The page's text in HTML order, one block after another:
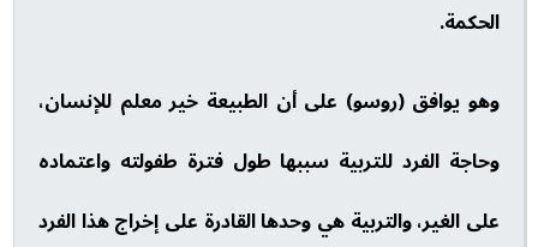
الحكمة.
وهو يوافق (روسو) على أن الطبيعة خير معلم للإنسان،
وحاجة الفرد للتربية سببها طول فترة طفولته واعتماده
على الغير، والتربية هي وحدها القادرة على إخراج هذا الفرد